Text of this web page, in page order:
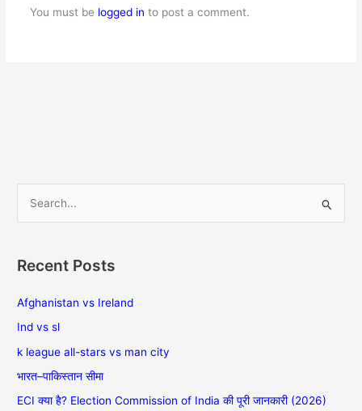
You must be logged in to post a comment.
r
o
r
:
Recent Posts
Afghanistan vs Ireland
Ind vs sl
k league all-stars vs man city
भारत–पाकिस्तान सीमा
ECI क्या है? Election Commission of India की पूरी जानकारी (2026)